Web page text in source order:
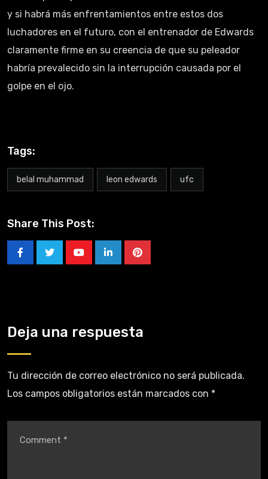
y si habrá más enfrentamientos entre estos dos
luchadores en el futuro, con el entrenador de Edwards
claramente firme en su creencia de que su peleador
habría prevalecido sin la interrupción causada por el
golpe en el ojo.
Tags:
belal muhammad leon edwards ufc
Share This Post:
Deja una respuesta
Tu dirección de correo electrónico no será publicada.
Los campos obligatorios están marcados con *